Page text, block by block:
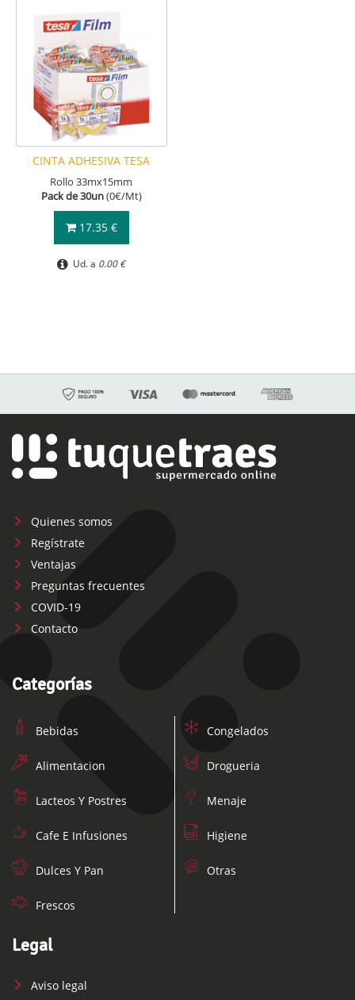
CINTA ADHESIVA TESA
Rollo 33mx15mm
Pack de 30un(0€/Mt)
17.35 €
Ud. a 0.00 €
Quienes somos
Regístrate
Ventajas
Preguntas frecuentes
COVID-19
Contacto
Categorías
Bebidas
Alimentacion
Lacteos Y Postres
Cafe E Infusiones
Dulces Y Pan
Frescos
Congelados
Drogueria
Menaje
Higiene
Otras
Legal
Aviso legal